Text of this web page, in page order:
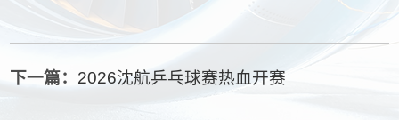
下一篇： 2026沈航乒乓球赛热血开赛